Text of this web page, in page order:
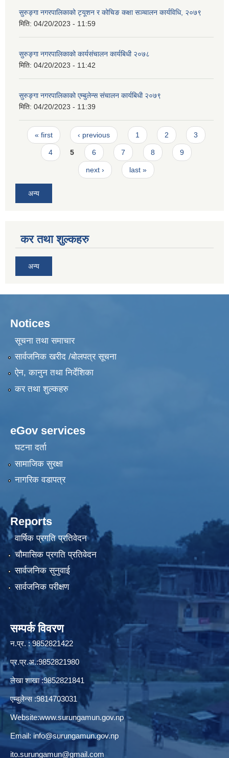
सुरुङ्गा नगरपालिकाको ट्यूशन र कोचिङ कक्षा सञ्चालन कार्यविधि, २०७९
मिति: 04/20/2023 - 11:59
सुरुङ्गा नगरपालिकाको कार्यसंचालन कार्यबिधी २०७८
मिति: 04/20/2023 - 11:42
सुरुङ्गा नगरपालिकाको एम्बुलेन्स संचालन कार्यबिधी २०७९
मिति: 04/20/2023 - 11:39
Pages
« first ‹ previous 1 2 3
4 5 6 7 8 9
next › last »
अन्य
कर तथा शुल्कहरु
अन्य
Notices
सूचना तथा समाचार
सार्वजनिक खरीद /बोलपत्र सूचना
ऐन, कानुन तथा निर्देशिका
कर तथा शुल्कहरु
eGov services
घटना दर्ता
सामाजिक सुरक्षा
नागरिक वडापत्र
Reports
वार्षिक प्रगति प्रतिवेदन
चौमासिक प्रगति प्रतिवेदन
सार्वजनिक सुनुवाई
सार्वजनिक परीक्षण
सम्पर्क विवरण
न.प्र. : 9852821422
प्र.प्र.अ.:9852821980
लेखा शाखा :9852821841
एम्बुलेन्स :9814703031
Website:www.surungamun.gov.np
Email: info@surungamun.gov.np
ito.surungamun@gmail.com